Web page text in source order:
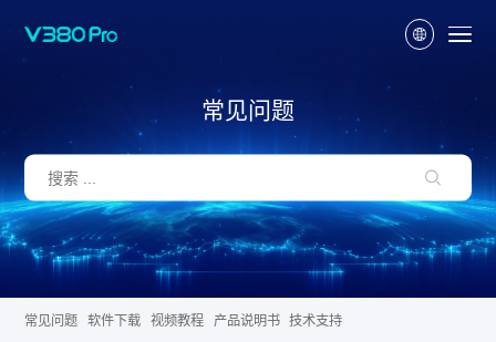
常见问题
常见问题 软件下载 视频教程 产品说明书 技术支持